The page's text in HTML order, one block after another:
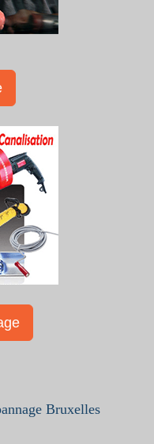
Bruxelles